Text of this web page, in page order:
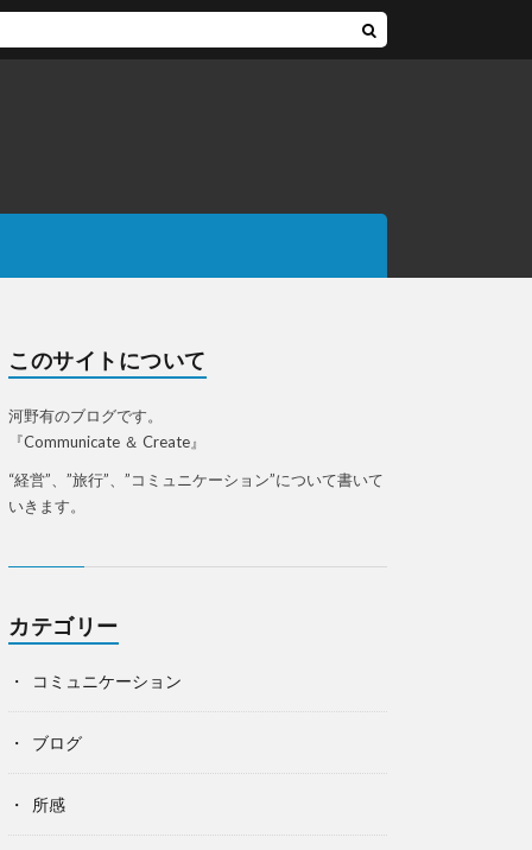
このサイトについて
河野有のブログです。
『Communicate ＆ Create』
“経営”、”旅行”、”コミュニケーション”について書いて
いきます。
カテゴリー
コミュニケーション
ブログ
所感